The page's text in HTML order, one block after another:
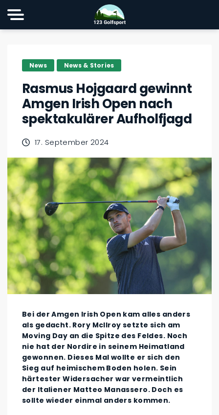
News News & Stories
Rasmus Hojgaard gewinnt
Amgen Irish Open nach
spektakulärer Aufholfjagd
17. September 2024
Bei der Amgen Irish Open kam alles anders
als gedacht. Rory McIlroy setzte sich am
Moving Day an die Spitze des Feldes. Noch
nie hat der Nordire in seinem Heimatland
gewonnen. Dieses Mal wollte er sich den
Sieg auf heimischem Boden holen. Sein
härtester Widersacher war vermeintlich
der Italiener Matteo Manassero. Doch es
sollte wieder einmal anders kommen.